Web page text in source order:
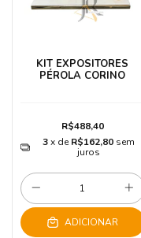
KIT EXPOSITORES
PÉROLA CORINO
R$488,40
3 x de R$162,80 sem
juros
ADICIONAR